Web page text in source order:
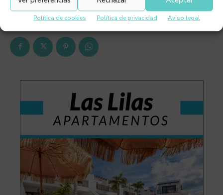
Política de cookies Política de privacidad Aviso legal
Conducción:Por la derecha. Válidos carnets de conducir
español y británico.